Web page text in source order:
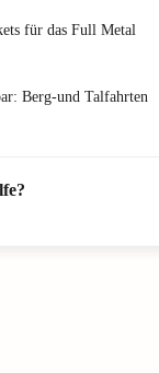
für das Full Metal
Berg-und Talfahrten